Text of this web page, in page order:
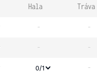
Hala Tráva
- -
- -
0/1 -